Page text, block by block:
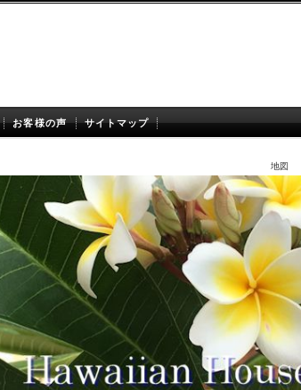
お客様の声 サイトマップ
地図